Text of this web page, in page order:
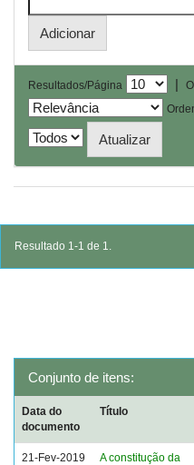
Resultados/Página |
Resultado 1-1 de 1.
Conjunto de itens:
Data do
documento
Título
21-Fev-2019
A constitução da